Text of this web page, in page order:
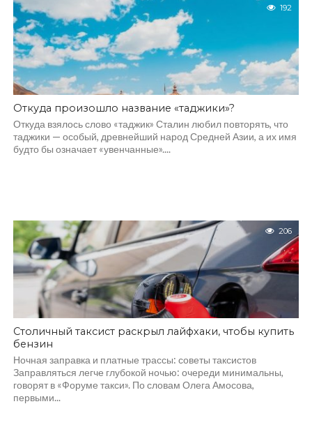
192
Откуда произошло название «таджики»?
Откуда взялось слово «таджик» Сталин любил повторять, что
таджики — особый, древнейший народ Средней Азии, а их имя
будто бы означает «увенчанные»....
206
Столичный таксист раскрыл лайфхаки, чтобы купить
бензин
Ночная заправка и платные трассы: советы таксистов
Заправляться легче глубокой ночью: очереди минимальны,
говорят в «Форуме такси». По словам Олега Амосова,
первыми...